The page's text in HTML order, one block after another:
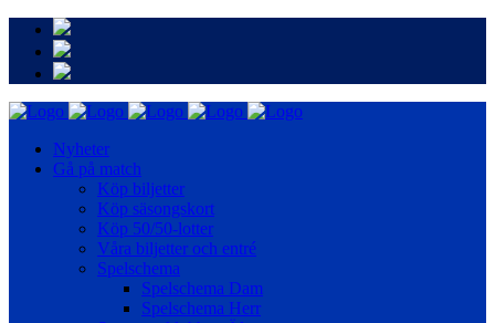
Nyheter
Gå på match
Köp biljetter
Köp säsongskort
Köp 50/50-lotter
Våra biljetter och entré
Spelschema
Spelschema Dam
Spelschema Herr